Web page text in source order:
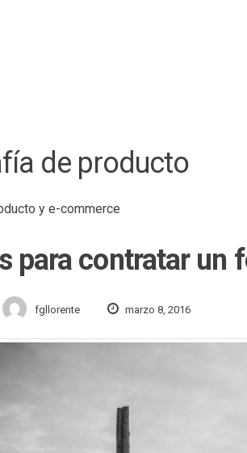
de producto
y e-commerce
para contratar un
fgllorente marzo 8, 2016